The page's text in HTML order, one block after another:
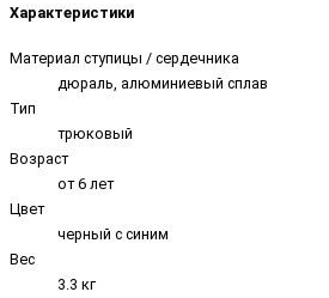
Характеристики
Материал ступицы / сердечника
дюраль, алюминиевый сплав
Тип
трюковый
Возраст
от 6 лет
Цвет
черный с синим
Вес
3.3 кг